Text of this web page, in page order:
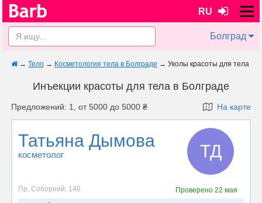
RU
Болград
→ Тело → Косметология тела в Болграде → Уколы красоты для тела
Инъекции красоты для тела в Болграде
Предложений: 1, от 5000 до 5000 ₴ На карте
Татьяна Дымова
косметолог ТД
Пр. Соборний, 146 Проверено 22 мая